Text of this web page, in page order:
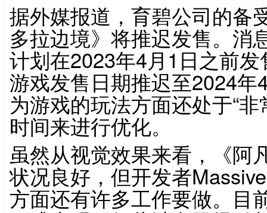
据外媒报道，育碧公司的备
多拉边境》将推迟发售。消
计划在2023年4月1日之前
游戏发售日期推迟至2024
为游戏的玩法方面还处于“
时间来进行优化。
虽然从视觉效果来看，《阿
状况良好，但开发者
方面还有许多工作要做。目